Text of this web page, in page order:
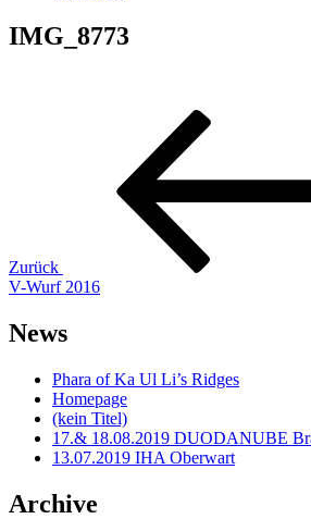
IMG_8773
Beitragsnavigation
Zurück
V-Wurf 2016
News
Phara of Ka Ul Li’s Ridges
Homepage
(kein Titel)
17.& 18.08.2019 DUODANUBE
13.07.2019 IHA Oberwart
Archive